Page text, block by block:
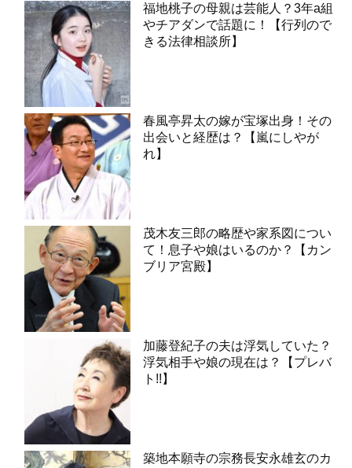
福地桃子の母親は芸能人？3年a組
やチアダンで話題に！【行列ので
きる法律相談所】
春風亭昇太の嫁が宝塚出身！その
出会いと経歴は？【嵐にしやが
れ】
茂木友三郎の略歴や家系図につい
て！息子や娘はいるのか？【カン
ブリア宮殿】
加藤登紀子の夫は浮気していた？
浮気相手や娘の現在は？【プレバ
ト!!】
築地本願寺の宗務長安永雄玄のカ